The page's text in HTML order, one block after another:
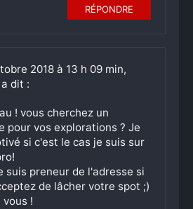
RÉPONDRE
2018 à 13 h 09 min,
a dit :
! vous cherchez un
pour vos explorations ? Je
si c'est le cas je suis sur
suis preneur de l'adresse si
de lâcher votre spot ;)
vous !